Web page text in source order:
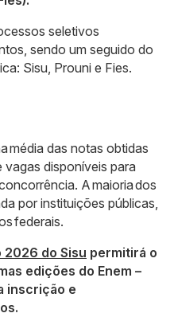
seletivos
sendo um seguido do
Sisu, Prouni e Fies.
média das notas obtidas
disponíveis para
A maioria dos
por instituições públicas,
federais.
2026 do Sisu permitirá o
edições do Enem –
inscrição e